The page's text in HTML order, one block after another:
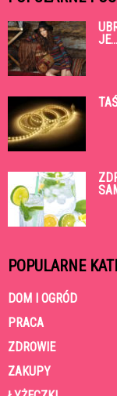
JE...
POPULARNE
DOM I OGRÓD
PRACA
ZDROWIE
ZAKUPY